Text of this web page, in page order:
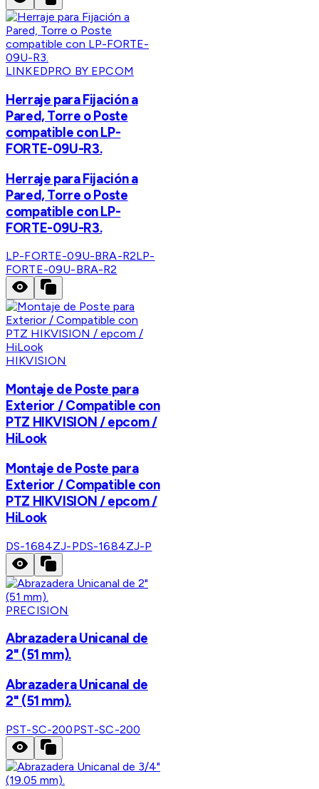
LINKEDPRO BY EPCOM
Herraje para Fijación a
Pared, Torre o Poste
compatible con LP-
FORTE-09U-R3.
Herraje para Fijación a
Pared, Torre o Poste
compatible con LP-
FORTE-09U-R3.
LP-FORTE-09U-BRA-R2LP-
FORTE-09U-BRA-R2
HIKVISION
Montaje de Poste para
Exterior / Compatible con
PTZ HIKVISION / epcom /
HiLook
Montaje de Poste para
Exterior / Compatible con
PTZ HIKVISION / epcom /
HiLook
DS-1684ZJ-PDS-1684ZJ-P
PRECISION
Abrazadera Unicanal de
2" (51 mm).
Abrazadera Unicanal de
2" (51 mm).
PST-SC-200PST-SC-200